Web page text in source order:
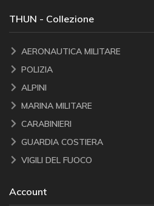
THUN - Collezione
AERONAUTICA MILITARE
POLIZIA
ALPINI
MARINA MILITARE
CARABINIERI
GUARDIA COSTIERA
VIGILI DEL FUOCO
Account